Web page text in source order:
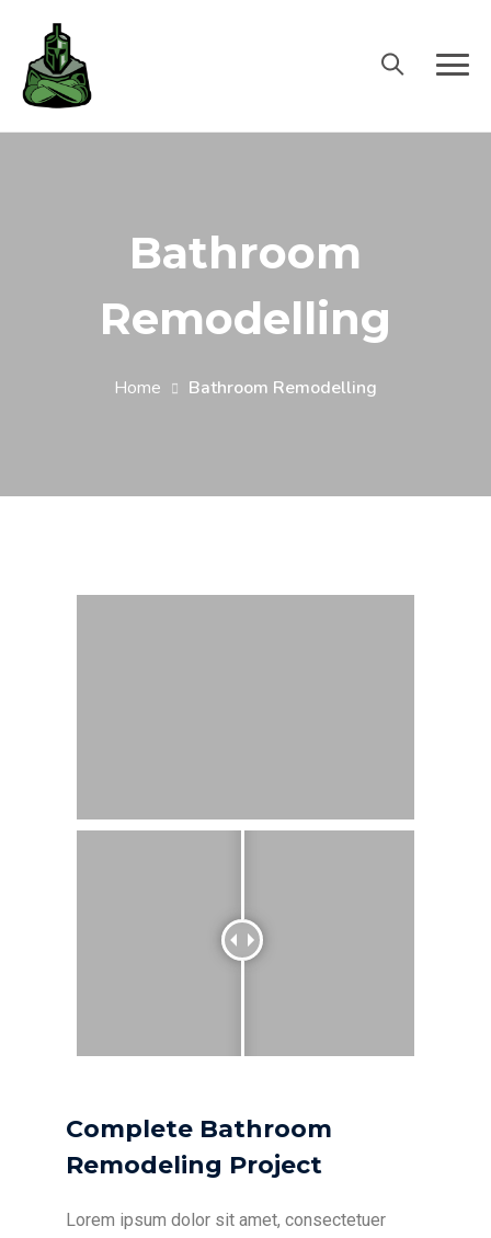
Bathroom
Remodelling
Home Bathroom Remodelling
Complete Bathroom
Remodeling Project
Lorem ipsum dolor sit amet, consectetuer